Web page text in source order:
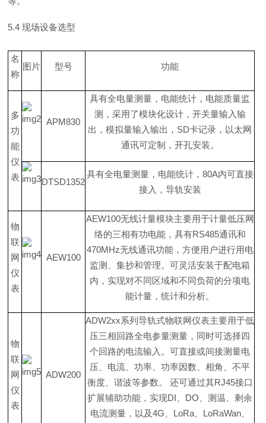
5.4 现场设备选型
名
称
图片 型号 功能
多
功
能
仪
表
APM830
具有全电量测量，电能统计，电能质量监
测，采用了模块化设计，开关量输入输
出，模拟量输入输出 ， SD卡记录，以太网
通讯可定制，开孔安装。
DTSD1352
具有全电量测量，电能统计， 80A内可直接
接入，导轨安装
物
联
网
仪
表
AEW100
AEW100无线计量模块主要用于计量低压网
络的三相有功电能，具有RS485通讯和
470MHz无线通讯功能，方便用户进行用电
监测、集抄和管理。可灵活安装于配电箱
内，实现对不同区域和不同负荷的分项电
能计量，统计和分析。
物
联
网
仪
表
ADW200
ADW2xx系列导轨式物联网仪表主要用于低
压三相回路全电参量测量，同时可选择四
个回路的电流输入。可直接或间接测量电
压、电流、功率、功率因数、相角、不平
衡度、谐波等参数。 还可通过其RJ45接口
扩展辅助功能，实现DI DO 、测温、剩余
电流测量，以 及4G LoRa、 LoRaWan、